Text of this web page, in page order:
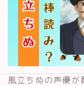
風立ちぬの声優